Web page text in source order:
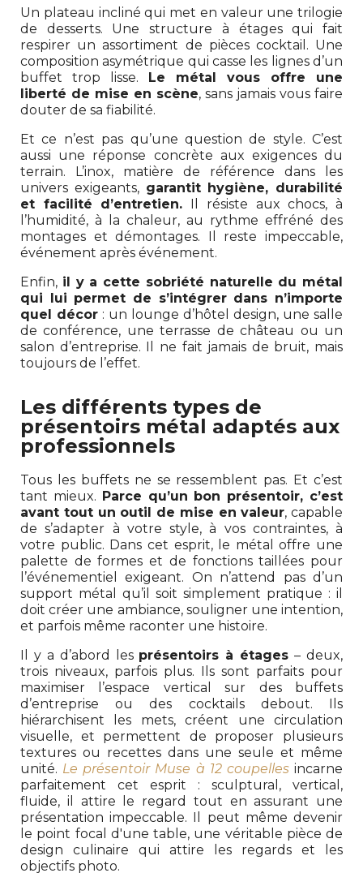
Un plateau incliné qui met en valeur une trilogie
de desserts. Une structure à étages qui fait
respirer un assortiment de pièces cocktail. Une
composition asymétrique qui casse les lignes d’un
buffet trop lisse. Le métal vous offre une
liberté de mise en scène, sans jamais vous faire
douter de sa fiabilité.
Et ce n’est pas qu’une question de style. C’est
aussi une réponse concrète aux exigences du
terrain. L’inox, matière de référence dans les
univers exigeants, garantit hygiène, durabilité
et facilité d’entretien. Il résiste aux chocs, à
l’humidité, à la chaleur, au rythme effréné des
montages et démontages. Il reste impeccable,
événement après événement.
Enfin, il y a cette sobriété naturelle du métal
qui lui permet de s’intégrer dans n’importe
quel décor : un lounge d’hôtel design, une salle
de conférence, une terrasse de château ou un
salon d’entreprise. Il ne fait jamais de bruit, mais
toujours de l’effet.
Les différents types de
présentoirs métal adaptés aux
professionnels
Tous les buffets ne se ressemblent pas. Et c’est
tant mieux. Parce qu’un bon présentoir, c’est
avant tout un outil de mise en valeur, capable
de s’adapter à votre style, à vos contraintes, à
votre public. Dans cet esprit, le métal offre une
palette de formes et de fonctions taillées pour
l’événementiel exigeant. On n’attend pas d’un
support métal qu’il soit simplement pratique : il
doit créer une ambiance, souligner une intention,
et parfois même raconter une histoire.
Il y a d’abord les présentoirs à étages – deux,
trois niveaux, parfois plus. Ils sont parfaits pour
maximiser l’espace vertical sur des buffets
d’entreprise ou des cocktails debout. Ils
hiérarchisent les mets, créent une circulation
visuelle, et permettent de proposer plusieurs
textures ou recettes dans une seule et même
unité. Le présentoir Muse à 12 coupellesincarne
parfaitement cet esprit : sculptural, vertical,
fluide, il attire le regard tout en assurant une
présentation impeccable. Il peut même devenir
le point focal d'une table, une véritable pièce de
design culinaire qui attire les regards et les
objectifs photo.